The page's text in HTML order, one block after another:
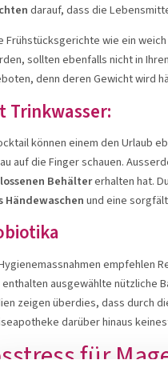
darauf, dass die
Frühstücksgerichte wie ein
sollten ebenfalls nicht in
denn deren Gewicht wird
Trinkwasser:
können einem den Urlaub
auf die Finger schauen.
Behältererhalten hat.
Händewaschenund eine
empfehlen
enthalten ausgewählte nützliche
zeigen überdies, dass durch
darüber hinaus
für